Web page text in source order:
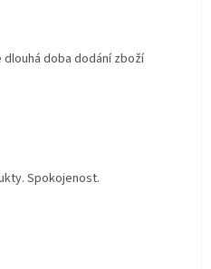
je 4 z 5 hvězdiček.
doba dodání zboží
je 5 z 5 hvězdiček.
Spokojenost.
je 5 z 5 hvězdiček.